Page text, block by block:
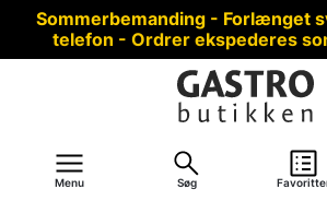
Sommerbemanding - Forlænget
telefon - Ordrer ekspederes
Menu Søg